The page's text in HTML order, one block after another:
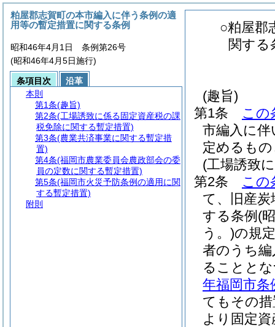
○粕屋郡
関する
(趣旨)
第1条
この
市編入に
定めるも
(工場誘致
第2条
この
て、旧産
する条例 (
う。)の規
者のうち
ることと
年福岡市条
てもその
より固定
粕屋郡志賀町の本市編入に伴う条例の適
用等の暫定措置に関する条例
昭和46年4月1日 条例第26号
(昭和46年4月5日施行)
条項目次
沿革
本則
第1条(趣旨)
第2条(工場誘致に係る固定資産税の課
税免除に関する暫定措置)
第3条(農業共済事業に関する暫定措
置)
第4条(福岡市農業委員会農政部会の委
員の定数に関する暫定措置)
第5条(福岡市火災予防条例の適用に関
する暫定措置)
附則